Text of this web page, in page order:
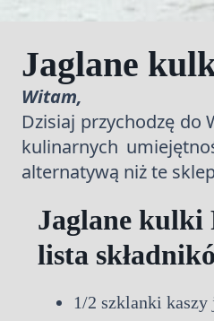
Jaglane
Witam,
Dzisiaj przychodzę do
kulinarnych
alternatywą niż te
Jaglane kulki
lista
1/2 szklanki kaszy